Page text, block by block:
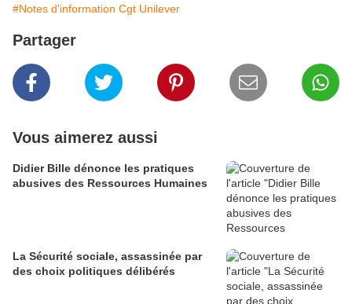
#Notes d'information Cgt Unilever
Partager
Vous aimerez aussi
Didier Bille dénonce les pratiques
abusives des Ressources Humaines
La Sécurité sociale, assassinée par
des choix politiques délibérés